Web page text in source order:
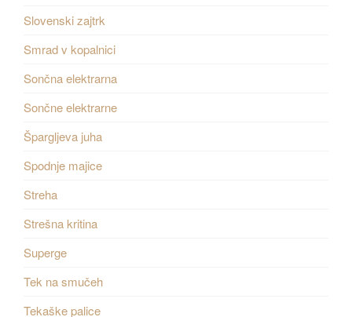
Slovenski zajtrk
Smrad v kopalnici
Sončna elektrarna
Sončne elektrarne
Špargljeva juha
Spodnje majice
Streha
Strešna kritina
Superge
Tek na smučeh
Tekaške palice